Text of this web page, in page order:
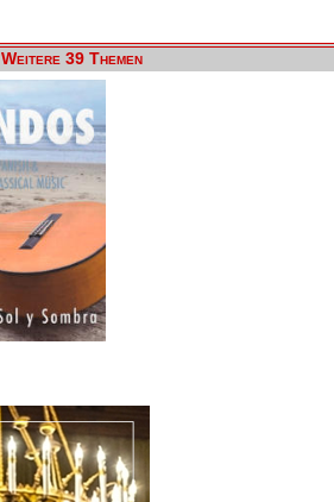
Weitere 39 Themen